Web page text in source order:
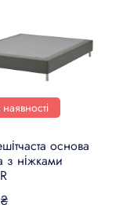
основа
з ніжками